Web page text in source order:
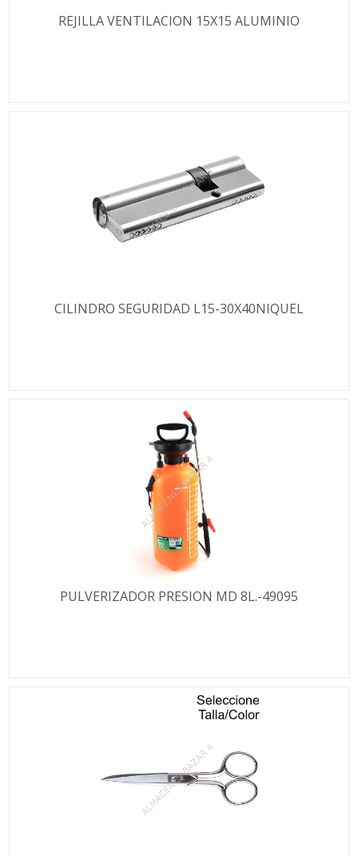
REJILLA VENTILACION 15X15 ALUMINIO
CILINDRO SEGURIDAD L15-30X40NIQUEL
PULVERIZADOR PRESION MD 8L.-49095